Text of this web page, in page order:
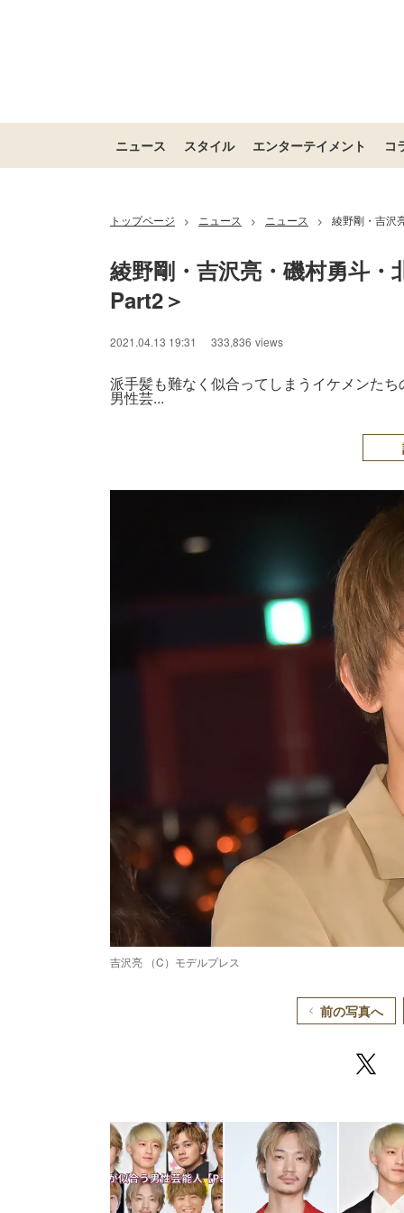
ニュース スタイル エンターテイメント コ
トップページ > ニュース > ニュース > 綾野剛・吉沢
綾野剛・吉沢亮・磯村勇斗
Part2＞
2021.04.13 19:31 333,836 views
派手髪も難なく似合ってしまうイケメンた
男性芸...
吉沢亮 （C）モデルプレス
前の写真へ